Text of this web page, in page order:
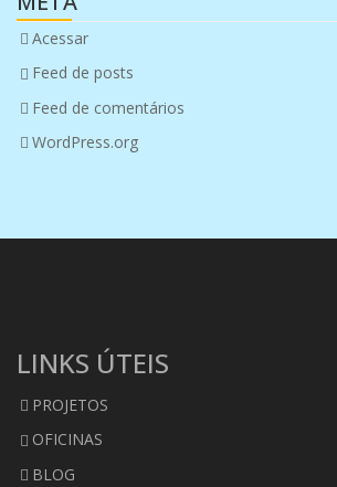
Acessar
Feed de posts
Feed de comentários
WordPress.org
LINKS ÚTEIS
PROJETOS
OFICINAS
BLOG